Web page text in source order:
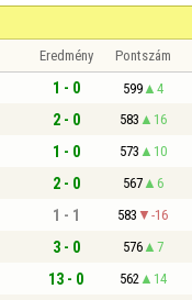
Eredmény Pontszám
1 - 0 599 4
2 - 0 583 16
1 - 0 573 10
2 - 0 567 6
1 - 1 583 -16
3 - 0 576 7
13 - 0 562 14